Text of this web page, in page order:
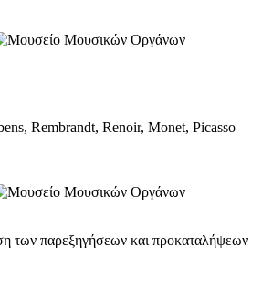
Rembrandt, Renoir, Monet, Picasso
των παρεξηγήσεων και προκαταλήψεων